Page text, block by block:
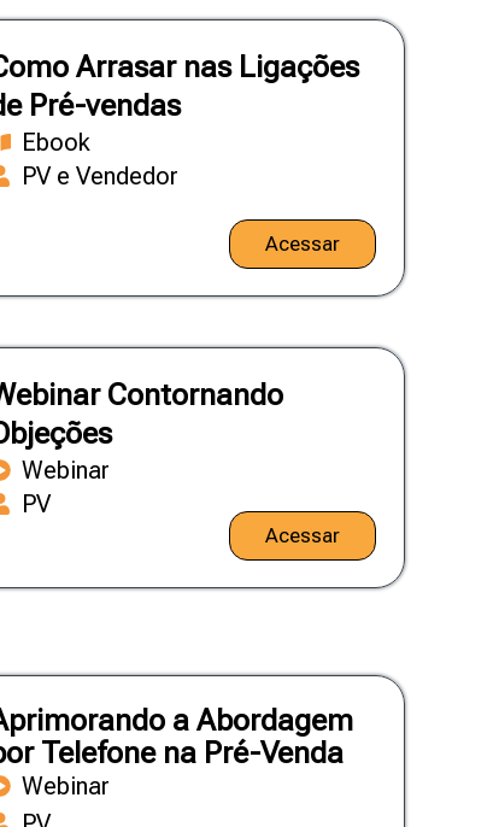
Arrasar nas Ligações
Pré-vendas
Ebook
PV e Vendedor
Acessar
Contornando
Webinar
PV
Acessar
a Abordagem
Telefone na Pré-Venda
Webinar